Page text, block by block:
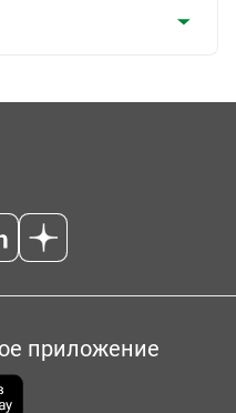
приложение